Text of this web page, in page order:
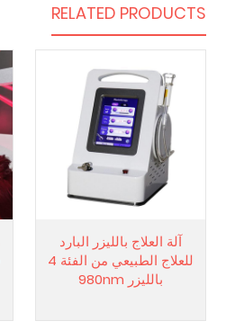
RELATED PRODUCTS
آلة العلاج بالليزر البارد
للعلاج الطبيعي من الفئة 4
بالليزر 980nm